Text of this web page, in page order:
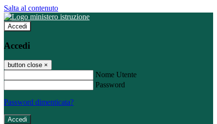
Salta al contenuto
Accedi
Accedi
button close ×
Nome Utente
Password
Password dimenticata?